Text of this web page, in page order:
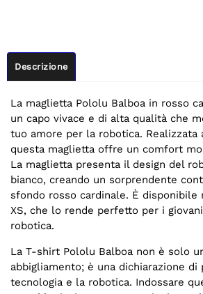
Descrizione
La maglietta Pololu Balboa in rosso
un capo vivace e di alta qualità che
tuo amore per la robotica. Realizzata
questa maglietta offre un comfort
La maglietta presenta il design del
bianco, creando un sorprendente
sfondo rosso cardinale. È disponibile
XS, che lo rende perfetto per i
robotica.
La T-shirt Pololu Balboa non è solo
abbigliamento; è una dichiarazione di
tecnologia e la robotica. Indossare